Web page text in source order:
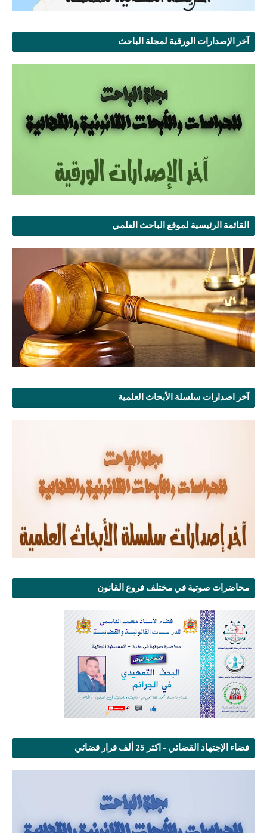
آخر الإصدارات الورقية لمجلة الباحث
القائمة الرئيسية لموقع الباحث العلمي
آخر اصدارات سلسلة الأبحاث العلمية
محاضرات صوتية في مختلف فروع القانون
فضاء الإجتهاد القضائي - اكثر 25 ألف قرار قضائي